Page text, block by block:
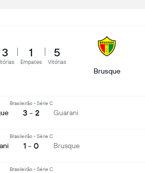
3 1
Empates
5
Vitórias
Brusque
Brasileirão - Série C
3 - 2 Guarani
Brasileirão - Série C
1 - 0 Brusque
Brasileirão - Série C